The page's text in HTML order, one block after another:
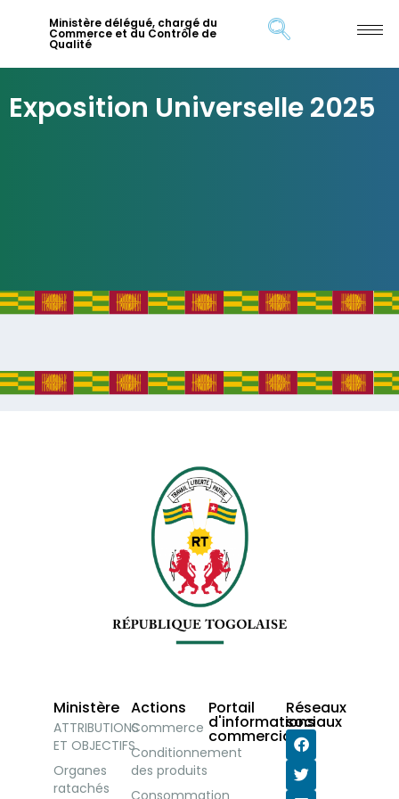
Ministère délégué, chargé du
Commerce et du Contrôle de
Qualité
Exposition Universelle 2025
Ministère
ATTRIBUTIONS
ET OBJECTIFS
Organes
ratachés
Actions
Commerce
Conditionnement
des produits
Consommation
Portail
d'informations
commerciales
Réseaux
sociaux